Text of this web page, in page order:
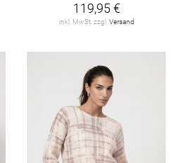
119,95 €
inkl. MwSt. zzgl. Versand